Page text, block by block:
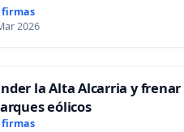
firmas
2026
la Alta Alcarria y frenar
eólicos
firmas